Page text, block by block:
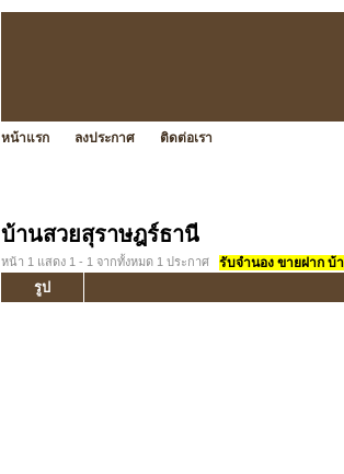
หน้าแรก ลงประกาศ ติดต่อเรา
บ้านสวยสุราษฎร์ธานี
หน้า 1 แสดง 1 - 1 จากทั้งหมด 1 ประกาศ รับจำนอง ขายฝาก บ้
รูป